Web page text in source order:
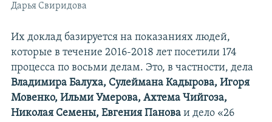
Дарья Свиридова
Их доклад базируется на показаниях людей,
которые в течение 2016-2018 лет посетили 174
процесса по восьми делам. Это, в частности, дела
Владимира Балуха, Сулеймана Кадырова, Игоря
Мовенко, Ильми Умерова, Ахтема Чийгоза,
Николая Семены, Евгения Панова и дело «26